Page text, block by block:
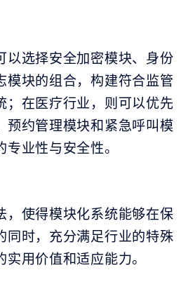
以选择安全加密模块、身份
模块的组合，构建符合监管
；在医疗行业，则可以优先
预约管理模块和紧急呼叫模
业性与安全性。
，使得模块化系统能够在保
同时，充分满足行业的特殊
用价值和适应能力。